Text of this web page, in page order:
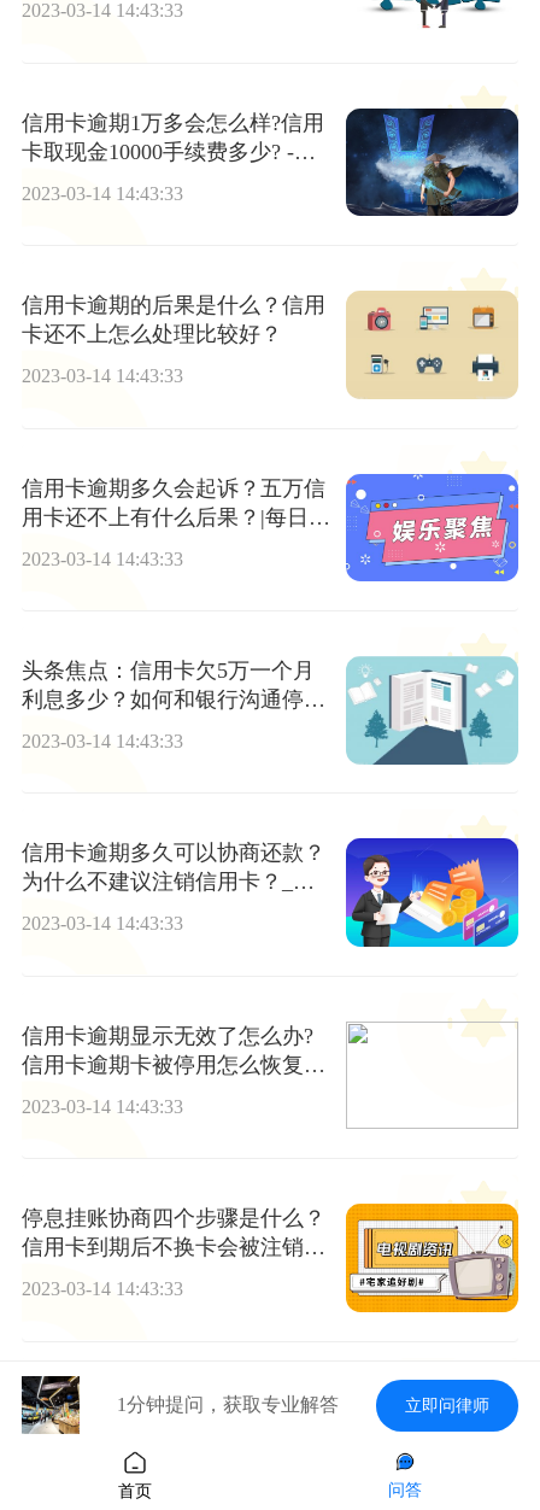
2023-03-14 14:43:33
信用卡逾期1万多会怎么样?信用
卡取现金10000手续费多少? -天
2023-03-14 14:43:33
信用卡逾期的后果是什么？信用
卡还不上怎么处理比较好？
2023-03-14 14:43:33
信用卡逾期多久会起诉？五万信
用卡还不上有什么后果？|每日速
2023-03-14 14:43:33
头条焦点：信用卡欠5万一个月
利息多少？如何和银行沟通停息
2023-03-14 14:43:33
信用卡逾期多久可以协商还款？
为什么不建议注销信用卡？_世
界速讯
2023-03-14 14:43:33
信用卡逾期显示无效了怎么办?
信用卡逾期卡被停用怎么恢复?
2023-03-14 14:43:33
停息挂账协商四个步骤是什么？
信用卡到期后不换卡会被注销
吗？ 当前短讯
2023-03-14 14:43:33
信用卡还不上会有什么后果?信
用卡一个月不还会有什么后果?
2023-03-14 14:43:33
1分钟提问，获取专业解答 立即问律师
首页 问答